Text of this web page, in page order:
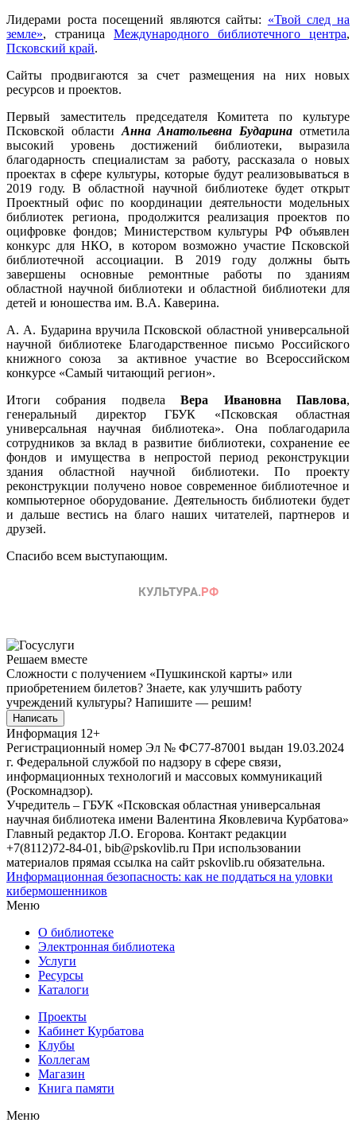
Лидерами роста посещений являются сайты: «Твой след на
земле», страница Международного библиотечного центра,
Псковский край.
Сайты продвигаются за счет размещения на них новых
ресурсов и проектов.
Первый заместитель председателя Комитета по культуре
Псковской области Анна Анатольевна Бударинаотметила
высокий уровень достижений библиотеки, выразила
благодарность специалистам за работу, рассказала о новых
проектах в сфере культуры, которые будут реализовываться в
2019 году. В областной научной библиотеке будет открыт
Проектный офис по координации деятельности модельных
библиотек региона, продолжится реализация проектов по
оцифровке фондов; Министерством культуры РФ объявлен
конкурс для НКО, в котором возможно участие Псковской
библиотечной ассоциации. В 2019 году должны быть
завершены основные ремонтные работы по зданиям
областной научной библиотеки и областной библиотеки для
детей и юношества им. В.А. Каверина.
А. А. Бударина вручила Псковской областной универсальной
научной библиотеке Благодарственное письмо Российского
книжного союза за активное участие во Всероссийском
конкурсе «Самый читающий регион».
Итоги собрания подвелаВера Ивановна Павлова,
генеральный директор ГБУК «Псковская областная
универсальная научная библиотека». Она поблагодарила
сотрудников за вклад в развитие библиотеки, сохранение ее
фондов и имущества в непростой период реконструкции
здания областной научной библиотеки. По проекту
реконструкции получено новое современное библиотечное и
компьютерное оборудование. Деятельность библиотеки будет
и дальше вестись на благо наших читателей, партнеров и
друзей.
Спасибо всем выступающим.
Решаем вместе
Сложности с получением «Пушкинской карты» или
приобретением билетов? Знаете, как улучшить работу
учреждений культуры? Напишите — решим!
Написать
Информация 12+
Регистрационный номер Эл № ФС77-87001 выдан 19.03.2024
г. Федеральной службой по надзору в сфере связи,
информационных технологий и массовых коммуникаций
(Роскомнадзор).
Учредитель – ГБУК «Псковская областная универсальная
научная библиотека имени Валентина Яковлевича Курбатова»
Главный редактор Л.О. Егорова. Контакт редакции
+7(8112)72-84-01, bib@pskovlib.ru При использовании
материалов прямая ссылка на сайт pskovlib.ru обязательна.
Информационная безопасность: как не поддаться на уловки
кибермошенников
Меню
О библиотеке
Электронная библиотека
Услуги
Ресурсы
Каталоги
Проекты
Кабинет Курбатова
Клубы
Коллегам
Магазин
Книга памяти
Меню